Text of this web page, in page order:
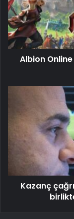
Albion
Kazanç